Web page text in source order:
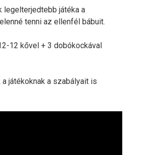
legelterjedtebb játéka a
tenni az ellenfél bábuit.
12 kővel + 3 dobókockával
játékoknak a szabályait is